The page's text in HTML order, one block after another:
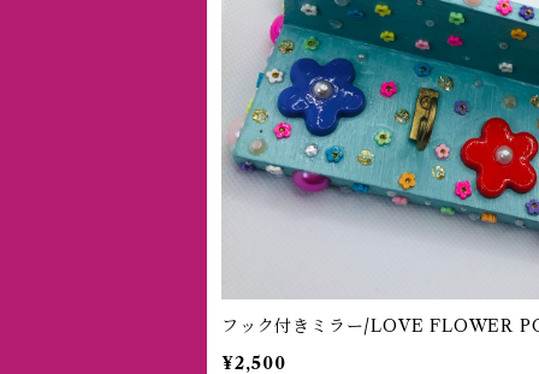
フック付きミラー/LOVE FLOWER
¥2,500